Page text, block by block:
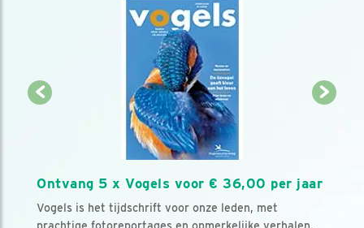
Ontvang 5 x Vogels voor € 36,00 per jaar
Vogels is het tijdschrift voor onze leden, met